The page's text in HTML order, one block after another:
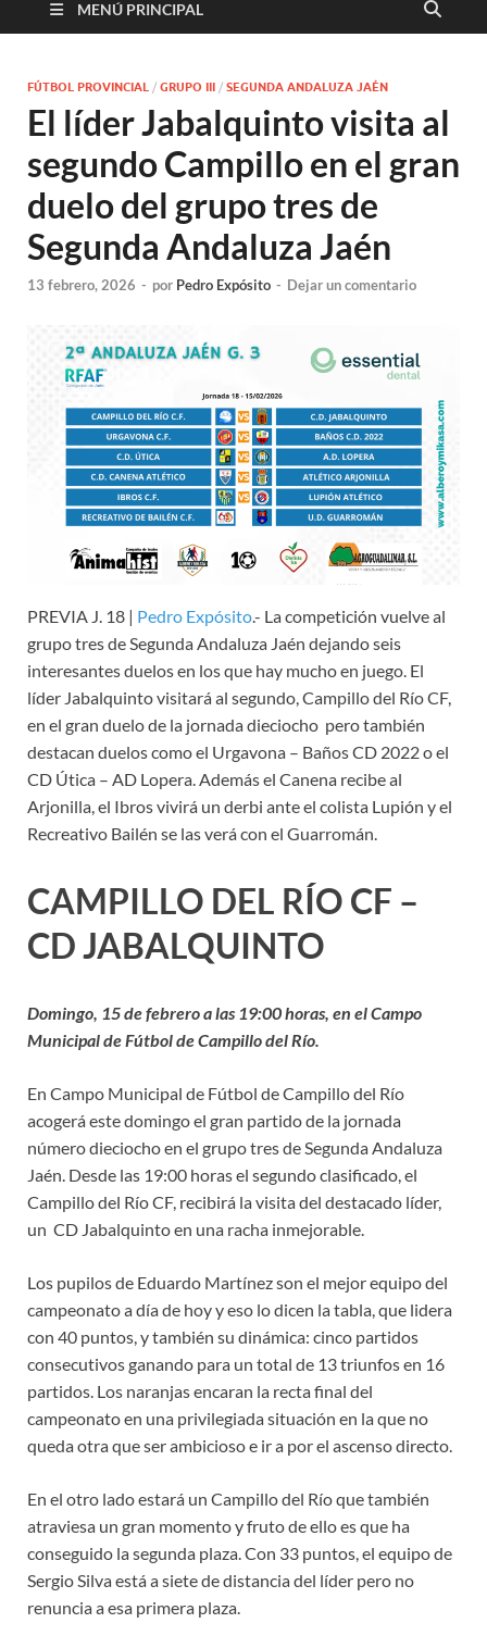
MENÚ PRINCIPAL
FÚTBOL PROVINCIAL / GRUPO III / SEGUNDA ANDALUZA JAÉN
El líder Jabalquinto visita al
segundo Campillo en el gran
duelo del grupo tres de
Segunda Andaluza Jaén
13 febrero, 2026 - por Pedro Expósito - Dejar un comentario
PREVIA J. 18 | Pedro Expósito.- La competición vuelve al
grupo tres de Segunda Andaluza Jaén dejando seis
interesantes duelos en los que hay mucho en juego. El
líder Jabalquinto visitará al segundo, Campillo del Río CF,
en el gran duelo de la jornada dieciocho pero también
destacan duelos como el Urgavona – Baños CD 2022 o el
CD Útica – AD Lopera. Además el Canena recibe al
Arjonilla, el Ibros vivirá un derbi ante el colista Lupión y el
Recreativo Bailén se las verá con el Guarromán.
CAMPILLO DEL RÍO CF –
CD JABALQUINTO
Domingo, 15 de febrero a las 19:00 horas, en el Campo
Municipal de Fútbol de Campillo del Río.
En Campo Municipal de Fútbol de Campillo del Río
acogerá este domingo el gran partido de la jornada
número dieciocho en el grupo tres de Segunda Andaluza
Jaén. Desde las 19:00 horas el segundo clasificado, el
Campillo del Río CF, recibirá la visita del destacado líder,
un CD Jabalquinto en una racha inmejorable.
Los pupilos de Eduardo Martínez son el mejor equipo del
campeonato a día de hoy y eso lo dicen la tabla, que lidera
con 40 puntos, y también su dinámica: cinco partidos
consecutivos ganando para un total de 13 triunfos en 16
partidos. Los naranjas encaran la recta final del
campeonato en una privilegiada situación en la que no
queda otra que ser ambicioso e ir a por el ascenso directo.
En el otro lado estará un Campillo del Río que también
atraviesa un gran momento y fruto de ello es que ha
conseguido la segunda plaza. Con 33 puntos, el equipo de
Sergio Silva está a siete de distancia del líder pero no
renuncia a esa primera plaza.